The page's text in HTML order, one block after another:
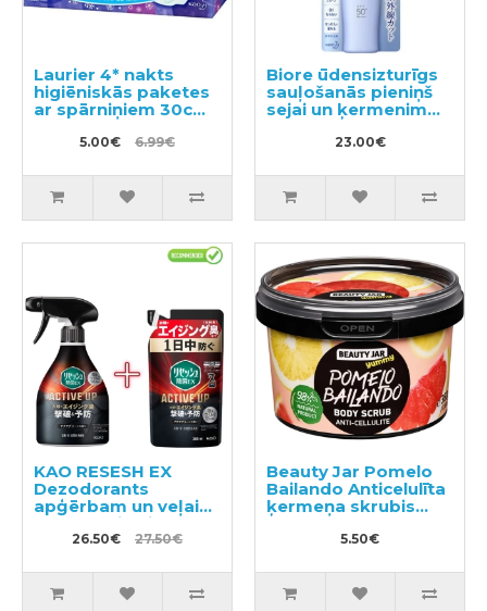
Laurier 4* nakts
higiēniskās paketes
ar spārniņiem 30cm
5.00€ 6.99€
Biore ūdensizturīgs
sauļošanās pieniņš
sejai un ķermenim
SPF 50+ 40ml
23.00€
KAO RESESH EX
Dezodorants
apģērbam un veļai
350ml + pildviela
300ml26.50€ 27.50€
Beauty Jar Pomelo
Bailando Anticelulīta
ķermeņa skrubis
360g
5.50€